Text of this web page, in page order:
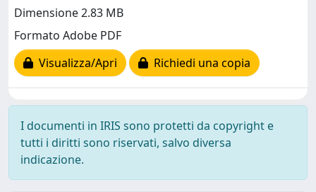
Dimensione 2.83 MB
Formato Adobe PDF
Visualizza/Apri
Richiedi una copia
I documenti in IRIS sono protetti da copyright e
tutti i diritti sono riservati, salvo diversa
indicazione.